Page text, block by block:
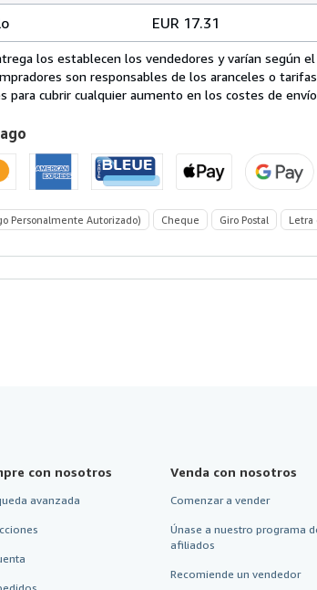
EUR 17.31
los establecen los vendedores y varían según
son responsables de los aranceles o
para cubrir cualquier aumento en los costes de
Personalmente Autorizado) Cheque Giro Postal Letra
con nosotros
avanzada
Venda con nosotros
Comenzar a vender
Únase a nuestro programa
afiliados
Recomiende un vendedor